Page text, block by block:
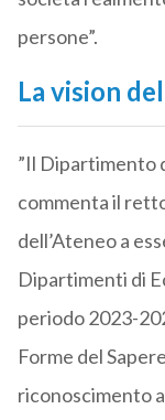
persone”.
La vision
”Il Dipartimento
commenta il
dell’Ateneo a
Dipartimenti di
periodo 2023-
Forme del
riconoscimento